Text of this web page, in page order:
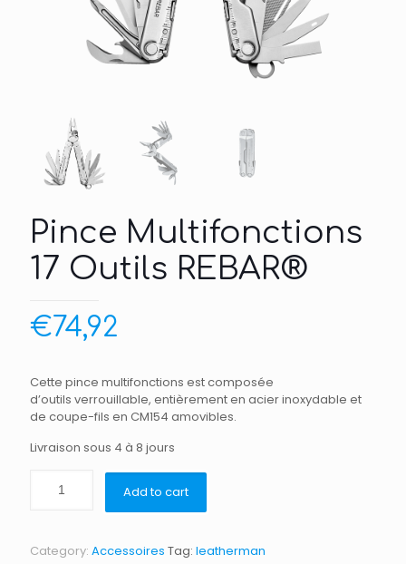
Pince Multifonctions
17 Outils REBAR®
€74,92
Cette pince multifonctions est composée
d’outils verrouillable, entièrement en acier inoxydable et
de coupe-fils en CM154 amovibles.
Livraison sous 4 à 8 jours
Add to cart
Category: Accessoires Tag: leatherman